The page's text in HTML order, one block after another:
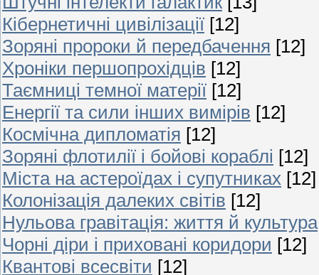
Кібернетичні цивілізації [12]
Зоряні пророки й передбачення [12]
Хроніки першопрохідців [12]
Таємниці темної матерії [12]
Енергії та сили інших вимірів [12]
Космічна дипломатія [12]
Зоряні флотилії і бойові кораблі [12]
Міста на астероїдах і супутниках [12]
Колонізація далеких світів [12]
Нульова гравітація: життя й культура
Чорні діри і приховані коридори [12]
Квантові всесвіти [12]